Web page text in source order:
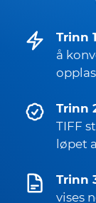
Trinn
å
Trinn
TIFF
løpet
Trinn
vises